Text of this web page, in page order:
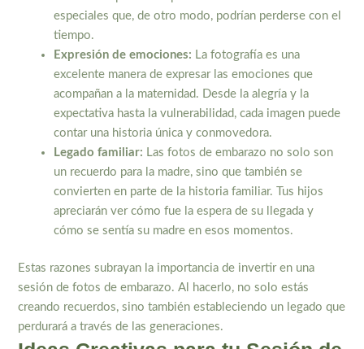
especiales que, de otro modo, podrían perderse con el
tiempo.
Expresión de emociones: La fotografía es una
excelente manera de expresar las emociones que
acompañan a la maternidad. Desde la alegría y la
expectativa hasta la vulnerabilidad, cada imagen puede
contar una historia única y conmovedora.
Legado familiar: Las fotos de embarazo no solo son
un recuerdo para la madre, sino que también se
convierten en parte de la historia familiar. Tus hijos
apreciarán ver cómo fue la espera de su llegada y
cómo se sentía su madre en esos momentos.
Estas razones subrayan la importancia de invertir en una
sesión de fotos de embarazo. Al hacerlo, no solo estás
creando recuerdos, sino también estableciendo un legado que
perdurará a través de las generaciones.